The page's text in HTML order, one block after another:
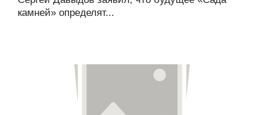
камней» определят...